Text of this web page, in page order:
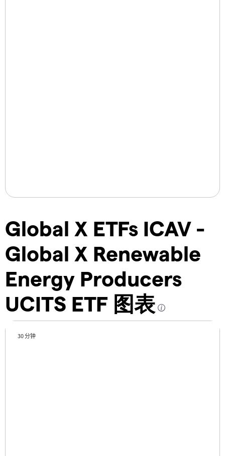
Global X ETFs ICAV -
Global X Renewable
Energy Producers
UCITS ETF 图表
30 分钟